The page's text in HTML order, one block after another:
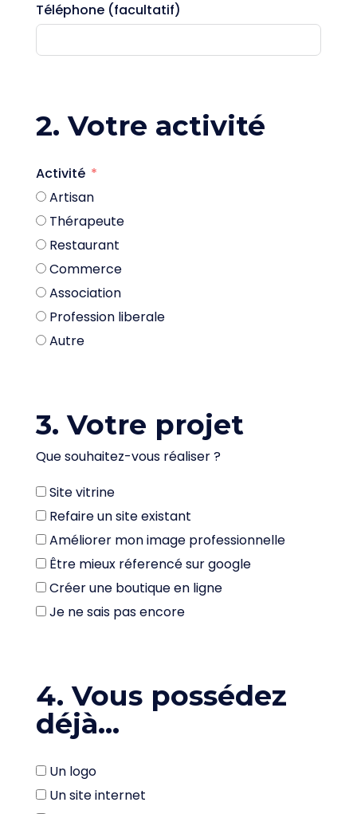
Téléphone (facultatif)
2. Votre activité
Activité
Artisan
Thérapeute
Restaurant
Commerce
Association
Profession liberale
Autre
3. Votre projet
Que souhaitez-vous réaliser ?
Site vitrine
Refaire un site existant
Améliorer mon image professionnelle
Être mieux réferencé sur google
Créer une boutique en ligne
Je ne sais pas encore
4. Vous possédez
déjà...
Un logo
Un site internet